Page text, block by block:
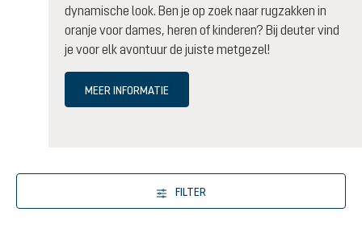
dynamische look. Ben je op zoek naar rugzakken in
oranje voor dames, heren of kinderen? Bij deuter vind
je voor elk avontuur de juiste metgezel!
MEER INFORMATIE
FILTER